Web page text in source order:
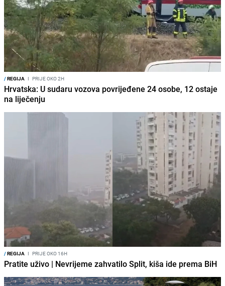
/REGIJA I PRIJE OKO 2H
Hrvatska: U sudaru vozova povrijeđene 24 osobe, 12 ostaje
na liječenju
/REGIJA I PRIJE OKO 16H
Pratite uživo | Nevrijeme zahvatilo Split, kiša ide prema BiH